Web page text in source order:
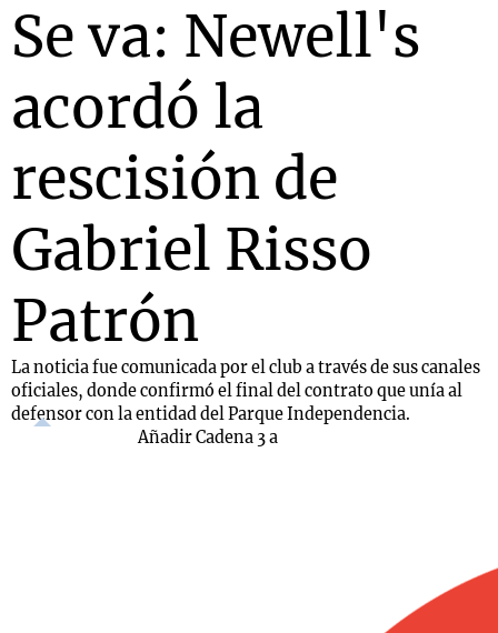
Se va: Newell's
acordó la
rescisión de
Gabriel Risso
Patrón
La noticia fue comunicada por el club a través de sus canales
oficiales, donde confirmó el final del contrato que unía al
defensor con la entidad del Parque Independencia.
Añadir Cadena 3 a